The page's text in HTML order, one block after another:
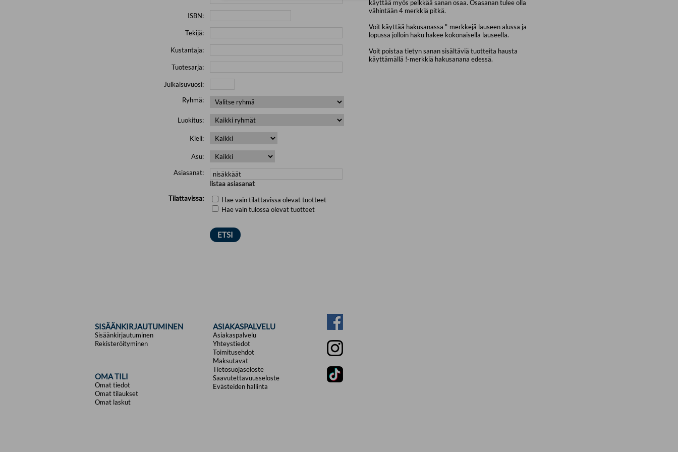
ISBN:
Tekijä:
Kustantaja:
Tuotesarja:
Julkaisuvuosi:
Ryhmä:
Luokitus:
Kieli:
Asu:
Asiasanat:
listaa asiasanat
Tilattavissa:
Hae vain tilattavissa olevat tuotteet
Hae vain tulossa olevat tuotteet
käyttää myös pelkkää sanan osaa. Osasanan tulee olla
vähintään 4 merkkiä pitkä.
Voit käyttää hakusanassa "-merkkejä lauseen alussa ja
lopussa jolloin haku hakee kokonaisella lauseella.
Voit poistaa tietyn sanan sisältäviä tuotteita hausta
käyttämällä !-merkkiä hakusanana edessä.
SISÄÄNKIRJAUTUMINEN
Sisäänkirjautuminen
Rekisteröityminen
OMA TILI
Omat tiedot
Omat tilaukset
Omat laskut
ASIAKASPALVELU
Asiakaspalvelu
Yhteystiedot
Toimitusehdot
Maksutavat
Tietosuojaseloste
Saavutettavuusseloste
Evästeiden hallinta